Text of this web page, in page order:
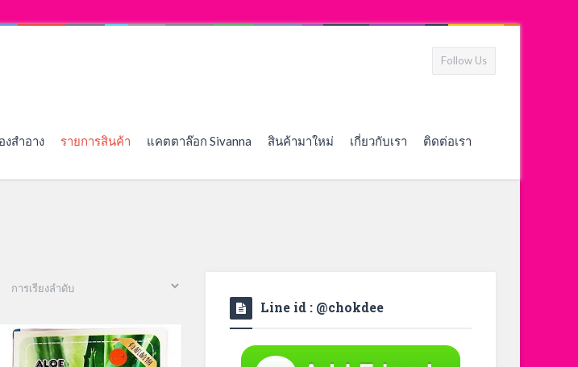
Follow Us
งสำอาง รายการสินค้า แคตตาล๊อก Sivanna สินค้ามาใหม่ เกี่ยวกับเรา ติดต่อเรา
Line id : @chokdee